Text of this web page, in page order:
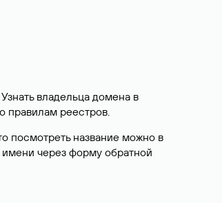
владельца домена в
правилам реестров.
посмотреть название можно в
имени через форму обратной